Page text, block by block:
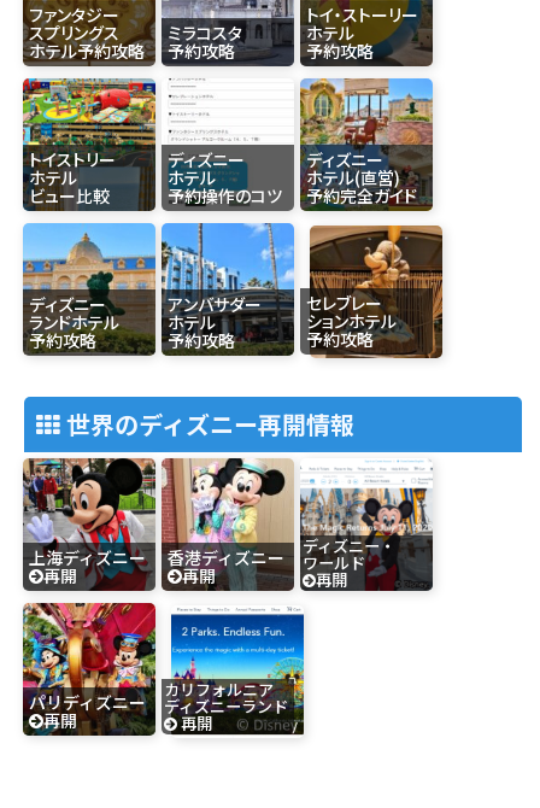
ファンタジー
スプリングス
ホテル予約攻略
ミラコスタ
予約攻略
トイ・ストーリー
ホテル
予約攻略
トイストリー
ホテル
ビュー比較
ディズニー
ホテル
予約操作のコツ
ディズニー
ホテル(直営)
予約完全ガイド
ディズニー
ランドホテル
予約攻略
アンバサダー
ホテル
予約攻略
セレブレー
ションホテル
予約攻略
世界のディズニー再開情報
上海ディズニー
再開
香港ディズニー
再開
ディズニー・
ワールド
再開
パリディズニー
再開
カリフォルニア
ディズニーランド
再開